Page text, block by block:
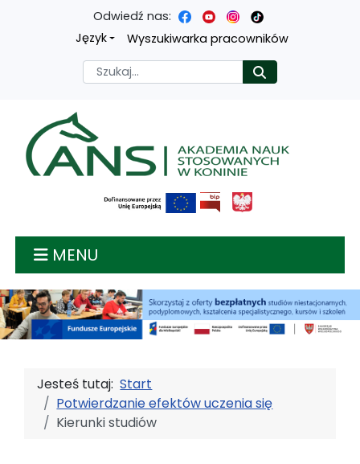
Przejdź
treści
głównej
Przejdź
menu
nawigacyjnego
Przejdź
wyszukiwarki
Przejdź
mapy
strony
Odwiedź nas:
Język
Wyszukiwarka pracowników
Szukaj
Akademia nauk
MENU
Jesteś tutaj:Start
Potwierdzanie efektów uczenia się
Kierunki studiów